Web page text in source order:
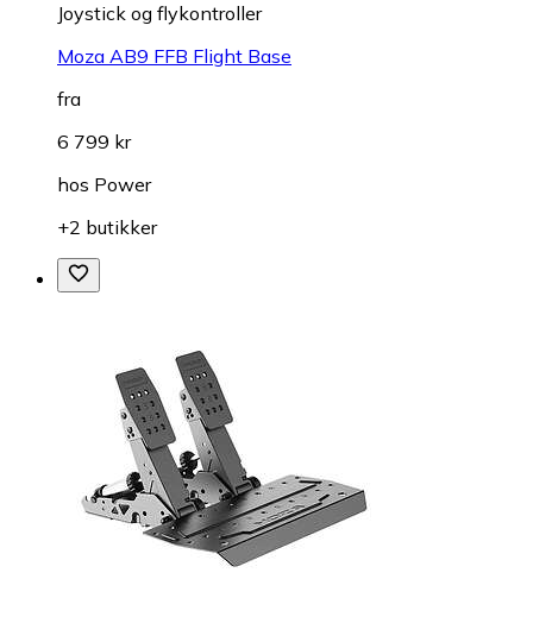
Joystick og flykontroller
Moza AB9 FFB Flight Base
fra
6 799 kr
hos Power
+2 butikker